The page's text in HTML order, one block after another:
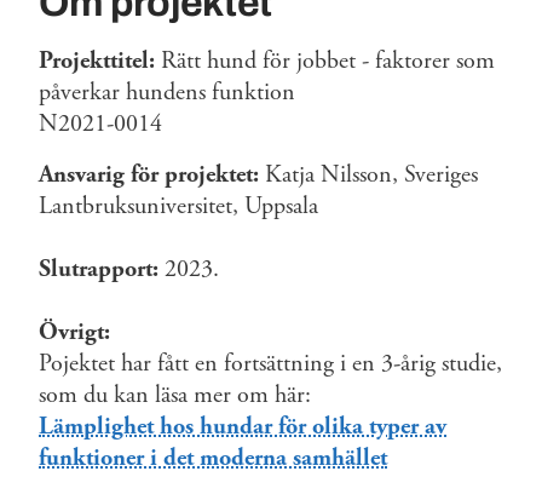
Projekttitel: Rätt hund för jobbet - faktorer som
påverkar hundens funktion
N2021-0014
Ansvarig för projektet: Katja Nilsson, Sveriges
Lantbruksuniversitet, Uppsala
Slutrapport: 2023.
Övrigt:
Pojektet har fått en fortsättning i en 3-årig studie,
som du kan läsa mer om här:
Lämplighet hos hundar för olika typer av
funktioner i det moderna samhället